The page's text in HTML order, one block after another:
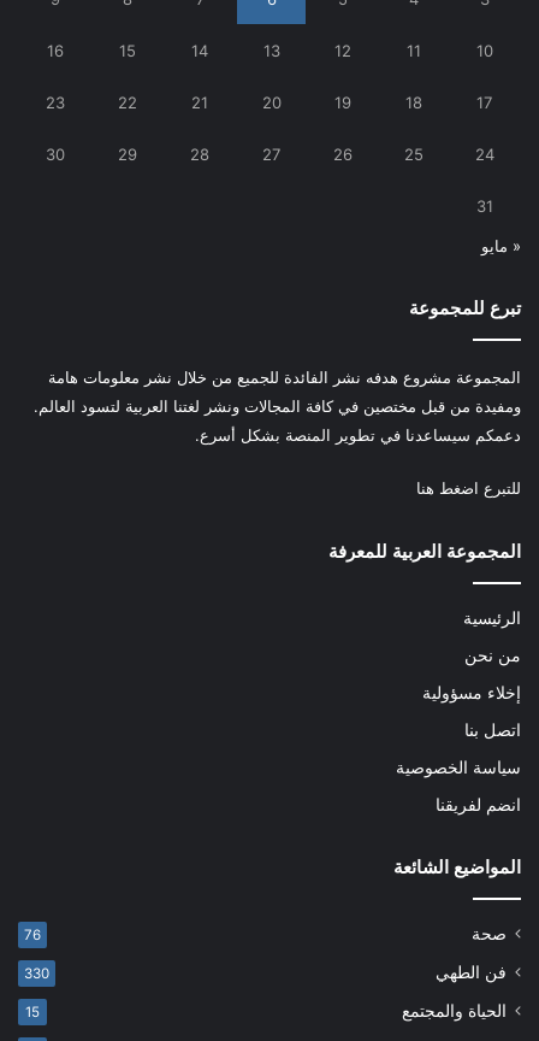
10
11
12
13
14
15
16
17
18
19
20
21
22
23
24
25
26
27
28
29
30
31
« مايو
تبرع للمجموعة
المجموعة مشروع هدفه نشر الفائدة للجميع من خلال نشر معلومات هامة
ومفيدة من قبل مختصين في كافة المجالات ونشر لغتنا العربية لتسود العالم.
دعمكم سيساعدنا في تطوير المنصة بشكل أسرع.
للتبرع اضغط هنا
المجموعة العربية للمعرفة
الرئيسية
من نحن
إخلاء مسؤولية
اتصل بنا
سياسة الخصوصية
انضم لفريقنا
المواضيع الشائعة
صحة 76
فن الطهي 330
الحياة والمجتمع 15